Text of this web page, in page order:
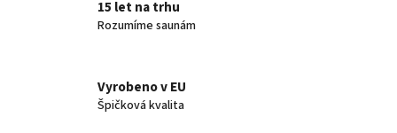
15 let na trhu
Rozumíme saunám
Vyrobeno v EU
Špičková kvalita